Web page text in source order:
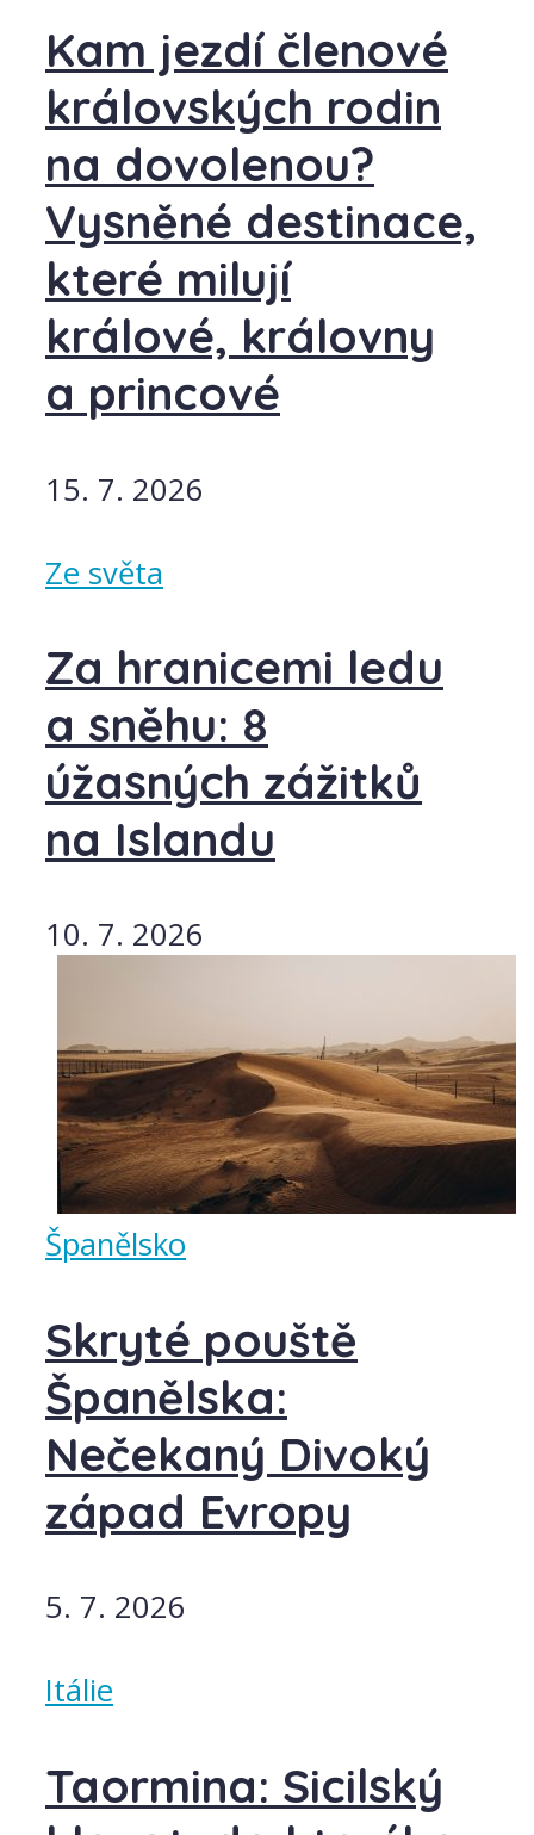
Kam jezdí členové
královských rodin
na dovolenou?
Vysněné destinace,
které milují
králové, královny
a princové
15. 7. 2026
Ze světa
Za hranicemi ledu
a sněhu: 8
úžasných zážitků
na Islandu
10. 7. 2026
Španělsko
Skryté pouště
Španělska:
Nečekaný Divoký
západ Evropy
5. 7. 2026
Itálie
Taormina: Sicilský